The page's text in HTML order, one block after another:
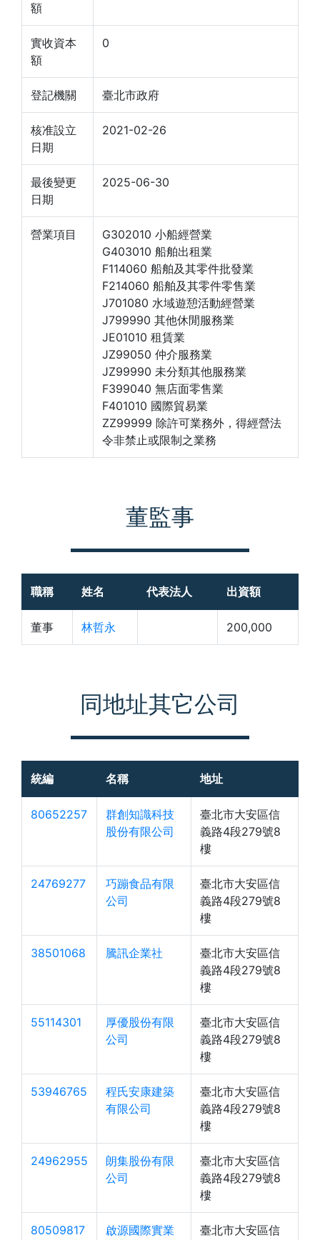
額
實收資本
額
0
登記機關 臺北市政府
核准設立
日期
2021-02-26
最後變更
日期
2025-06-30
營業項目
G302010 小船經營業
G403010 船舶出租業
F114060 船舶及其零件批發業
F214060 船舶及其零件零售業
J701080 水域遊憩活動經營業
J799990 其他休閒服務業
JE01010 租賃業
JZ99050 仲介服務業
JZ99990 未分類其他服務業
F399040 無店面零售業
F401010 國際貿易業
ZZ99999 除許可業務外，得經營法
令非禁止或限制之業務
董監事
職稱 姓名 代表法人 出資額
董事 林哲永 200,000
同地址其它公司
統編 名稱 地址
80652257
群創知識科技
股份有限公司
臺北市大安區信
義路4段279號8
樓
24769277
巧蹦食品有限
公司
臺北市大安區信
義路4段279號8
樓
38501068 騰訊企業社
臺北市大安區信
義路4段279號8
樓
55114301
厚優股份有限
公司
臺北市大安區信
義路4段279號8
樓
53946765
程氏安康建築
有限公司
臺北市大安區信
義路4段279號8
樓
24962955
朗集股份有限
公司
臺北市大安區信
義路4段279號8
樓
80509817 啟源國際實業 臺北市大安區信